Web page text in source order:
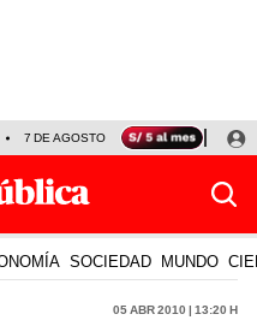
7 DE AGOSTO TINKA RESULTADOS
SOCIEDAD MUNDO
05 Abr 2010 | 13:20 h